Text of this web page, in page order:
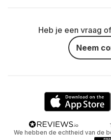
Heb je een vraag
Neem
We hebben de echtheid van de